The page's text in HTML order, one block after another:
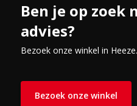
Ben je op zoek
advies?
Bezoek onze winkel in
Bezoek onze winkel